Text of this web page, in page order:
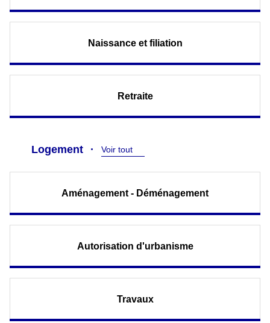
Naissance et filiation
Retraite
Logement Voir tout
Aménagement - Déménagement
Autorisation d'urbanisme
Travaux